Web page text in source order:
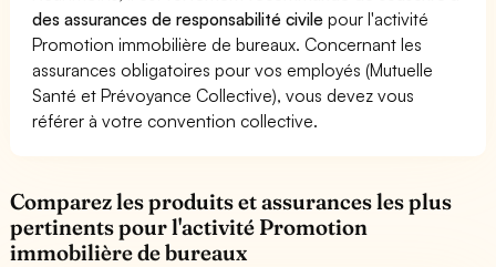
des assurances de responsabilité civile pour l'activité
Promotion immobilière de bureaux. Concernant les
assurances obligatoires pour vos employés (Mutuelle
Santé et Prévoyance Collective), vous devez vous
référer à votre convention collective.
Comparez les produits et assurances les plus
pertinents pour l'activité Promotion
immobilière de bureaux